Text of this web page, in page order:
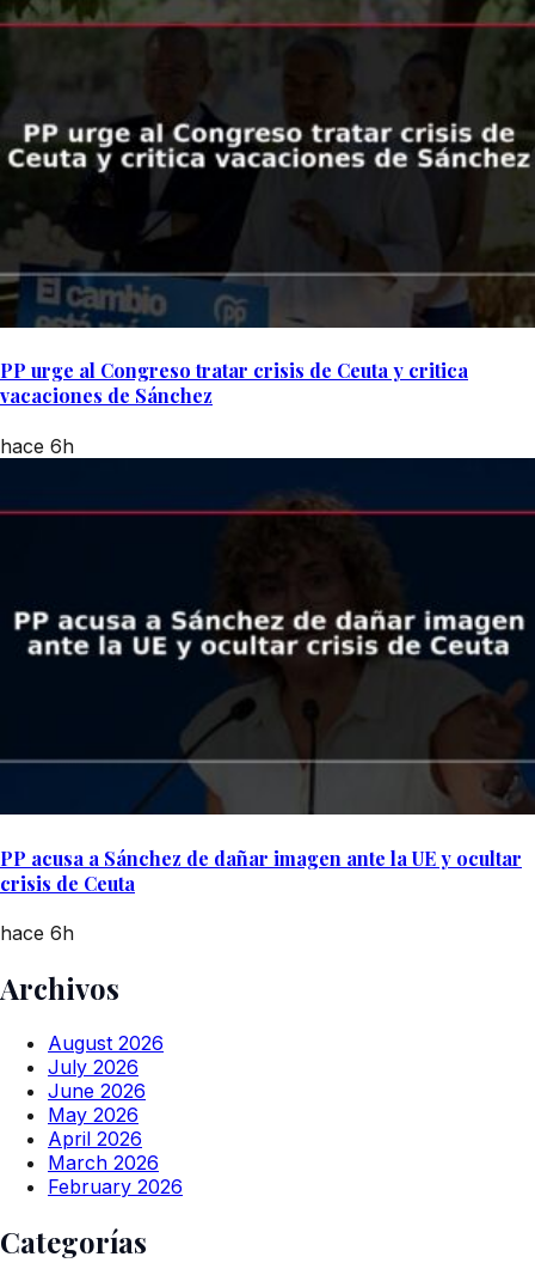
PP urge al Congreso tratar crisis de Ceuta y critica
vacaciones de Sánchez
hace 6h
PP acusa a Sánchez de dañar imagen ante la UE y ocultar
crisis de Ceuta
hace 6h
Archivos
August 2026
July 2026
June 2026
May 2026
April 2026
March 2026
February 2026
Categorías